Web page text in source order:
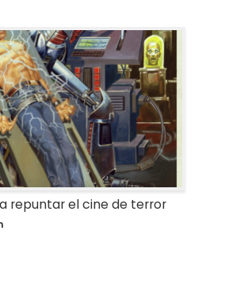
repuntar el cine de terror